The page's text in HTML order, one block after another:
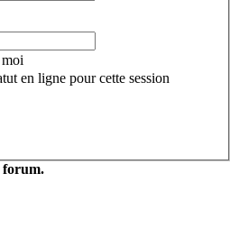
en ligne pour cette session
forum.